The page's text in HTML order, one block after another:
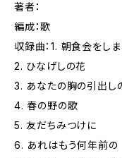
著者：
編成：歌
収録曲：1. 朝食会をしま
2. ひなげしの花
3. あなたの胸の引出し
4. 春の野の歌
5. 友だちみつけに
6. あれはもう何年前の